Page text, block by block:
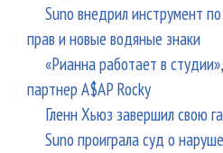
Suno внедрил инструмент
прав и новые водяные знаки
«Рианна работает в
партнер A$AP Rocky
Гленн Хьюз завершил свою
Suno проиграла суд о